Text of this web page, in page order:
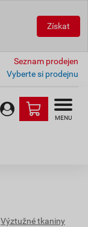
Získat
Seznam prodejen
Vyberte si prodejnu
MENU
Výztužné tkaniny